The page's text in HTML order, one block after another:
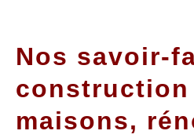
Nos savoir-
construction
maisons,